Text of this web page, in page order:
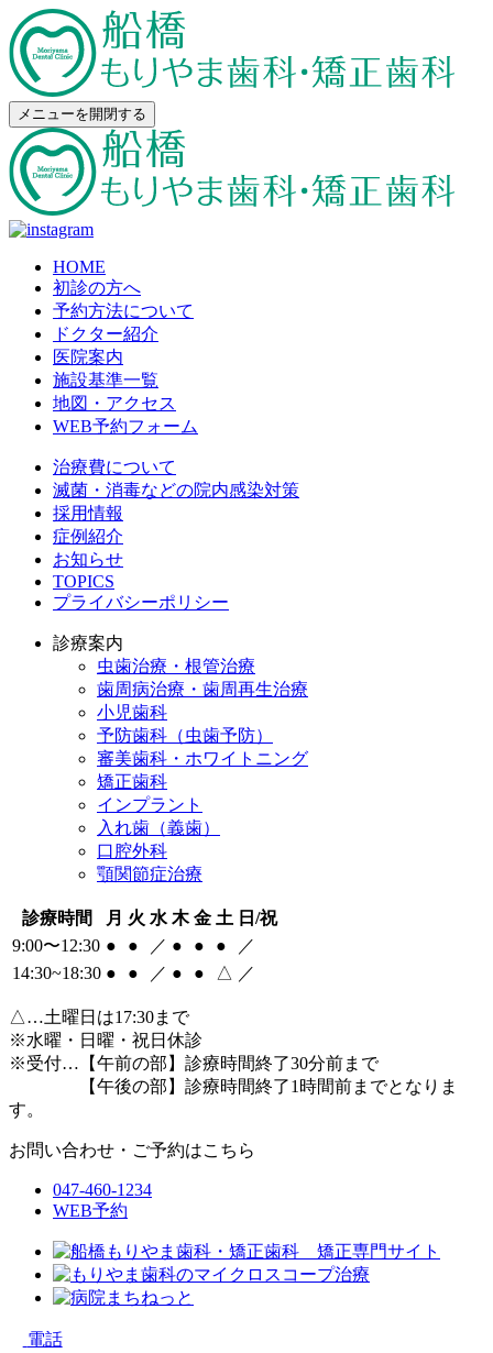
メニューを開閉する
HOME
初診の方へ
予約方法について
ドクター紹介
医院案内
施設基準一覧
地図・アクセス
WEB予約フォーム
治療費について
滅菌・消毒などの院内感染対策
採用情報
症例紹介
お知らせ
TOPICS
プライバシーポリシー
診療案内
虫歯治療・根管治療
歯周病治療・歯周再生治療
小児歯科
予防歯科（虫歯予防）
審美歯科・ホワイトニング
矯正歯科
インプラント
入れ歯（義歯）
口腔外科
顎関節症治療
診療時間 月 火 水 木 金 土 日/祝
9:00〜12:30 ● ● ／ ● ● ●
／
14:30~18:30 ● ● ／ ● ● △ ／
△…土曜日は17:30まで
※水曜・日曜・祝日休診
※受付…【午前の部】診療時間終了30分前まで
【午後の部】診療時間終了1時間前までとなりま
す。
お問い合わせ・ご予約はこちら
047-460-1234
WEB予約
電話